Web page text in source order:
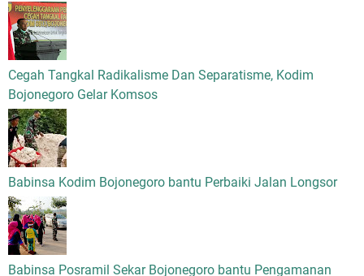
Cegah Tangkal Radikalisme Dan Separatisme, Kodim
Bojonegoro Gelar Komsos
Babinsa Kodim Bojonegoro bantu Perbaiki Jalan Longsor
Babinsa Posramil Sekar Bojonegoro bantu Pengamanan